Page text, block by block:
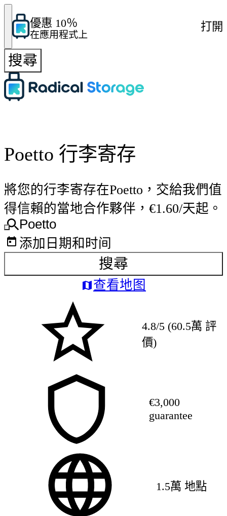
優惠 10％
在應用程式上
打開
搜尋
Poetto 行李寄存
將您的行李寄存在Poetto，交給我們值
得信賴的當地合作夥伴，€1.60/天起。
Poetto
添加日期和时间
搜尋
查看地图
4.8/5 (60.5萬 評
價)
€3,000
guarantee
1.5萬 地點